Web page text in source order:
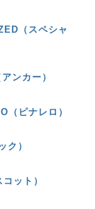
（スペシャ
ンカー）
（ピナレロ）
ク）
ット）